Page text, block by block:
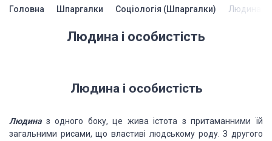
Головна Шпаргалки Соціологія (Шпаргалки) Людина і
Людина і особистість
Людина і особистість
Людиназ одного боку, це жива істота з притаманними їй
загальними рисами, що властиві людському роду. З другого